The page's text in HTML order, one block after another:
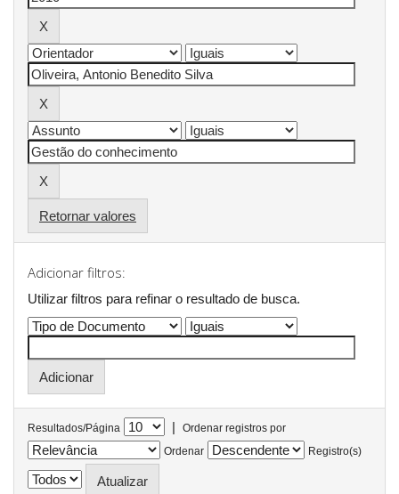
Retornar valores
Adicionar filtros:
Utilizar filtros para refinar o resultado de busca.
Resultados/Página |
Ordenar registros por
Ordenar
Registro(s)